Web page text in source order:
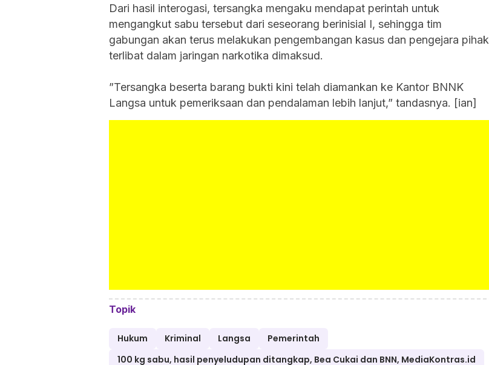
‎Dari hasil interogasi, tersangka mengaku mendapat perintah untuk
mengangkut sabu tersebut dari seseorang berinisial I, sehingga tim
gabungan akan terus melakukan pengembangan kasus dan pengejara pihak
terlibat dalam jaringan narkotika dimaksud.
‎”Tersangka beserta barang bukti kini telah diamankan ke Kantor BNNK
Langsa untuk pemeriksaan dan pendalaman lebih lanjut,” tandasnya. [ian]
Topik
Hukum Kriminal Langsa
Pemerintah
100 kg sabu, hasil penyeludupan ditangkap, Bea Cukai dan BNN, MediaKontras.id